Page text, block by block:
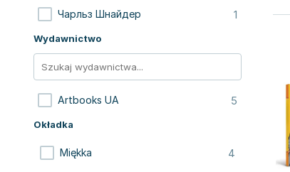
Чарльз Шнайдер 1
Wydawnictwo
Artbooks UA 5
Okładka
Miękka 4